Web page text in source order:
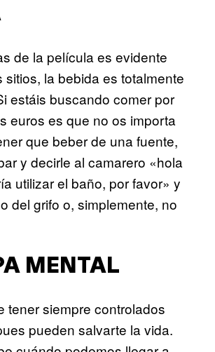
de la película es evidente
sitios, la bebida es totalmente
estáis buscando comer por
euros es que no os importa
que beber de una fuente,
y decirle al camarero «hola
utilizar el baño, por favor» y
del grifo o, simplemente, no
MENTAL
tener siempre controlados
pueden salvarte la vida.